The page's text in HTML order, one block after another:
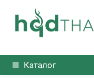
Каталог